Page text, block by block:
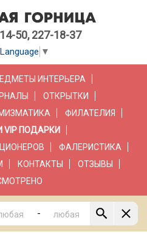
50, 227-18-37
▼
ИНТЕРЬЕРА
ОТКРЫТКИ
ФИЛАТЕЛИЯ
VIP ПОДАРКИ
ФАЛЕРИСТИКА
КОНТАКТЫ
ОТЗЫВЫ
-